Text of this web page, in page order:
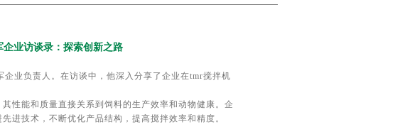
业访谈录：探索创新之路
企业负责人。在访谈中，他深入分享了企业在tmr搅拌机
能和质量直接关系到饲料的生产效率和动物健康。企
进技术，不断优化产品结构，提高搅拌效率和精度。